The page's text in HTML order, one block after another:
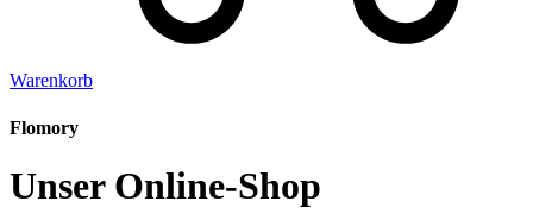
Warenkorb
Flomory
Unser Online-Shop